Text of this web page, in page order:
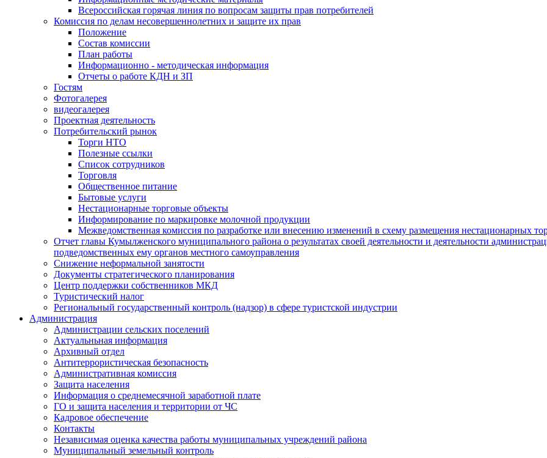
Всероссийская горячая линия по вопросам защиты прав потребителей
Комиссия по делам несовершеннолетних и защите их прав
Положение
Состав комиссии
План работы
Информационно - методическая информация
Отчеты о работе КДН и ЗП
Гостям
Фотогалерея
видеогалерея
Проектная деятельность
Потребительский рынок
Торги НТО
Полезные ссылки
Список сотрудников
Торговля
Общественное питание
Бытовые услуги
Нестационарные торговые объекты
Информирование по маркировке молочной продукции
Межведомственная комиссия по разработке или внесению изменений в схему размещения нестационарных
Отчет главы Кумылженского муниципального района о результатах своей деятельности и деятельности
подведомственных ему органов местного самоуправления
Снижение неформальной занятости
Документы стратегического планирования
Центр поддержки собственников МКД
Туристический налог
Региональный государственный контроль (надзор) в сфере туристской индустрии
Администрация
Администрации сельских поселений
Актуальньная информация
Архивный отдел
Антитеррористическая безопасность
Административная комиссия
Защита населения
Информация о среднемесячной заработной плате
ГО и защита населения и территории от ЧС
Кадровое обеспечение
Контакты
Независимая оценка качества работы муниципальных учреждений района
Муниципальный земельный контроль